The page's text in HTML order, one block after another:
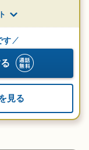
す
見る